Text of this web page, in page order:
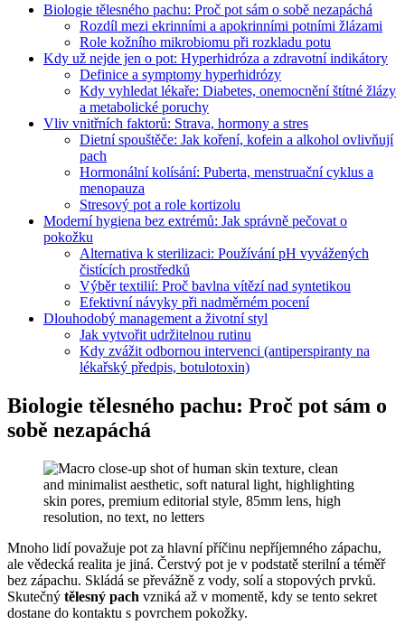
Biologie tělesného pachu: Proč pot sám o sobě nezapáchá
Rozdíl mezi ekrinními a apokrinními potními žlázami
Role kožního mikrobiomu při rozkladu potu
Kdy už nejde jen o pot: Hyperhidróza a zdravotní indikátory
Definice a symptomy hyperhidrózy
Kdy vyhledat lékaře: Diabetes, onemocnění štítné žlázy
a metabolické poruchy
Vliv vnitřních faktorů: Strava, hormony a stres
Dietní spouštěče: Jak koření, kofein a alkohol ovlivňují
pach
Hormonální kolísání: Puberta, menstruační cyklus a
menopauza
Stresový pot a role kortizolu
Moderní hygiena bez extrémů: Jak správně pečovat o
pokožku
Alternativa k sterilizaci: Používání pH vyvážených
čistících prostředků
Výběr textilií: Proč bavlna vítězí nad syntetikou
Efektivní návyky při nadměrném pocení
Dlouhodobý management a životní styl
Jak vytvořit udržitelnou rutinu
Kdy zvážit odbornou intervenci (antiperspiranty na
lékařský předpis, botulotoxin)
Biologie tělesného pachu: Proč pot sám o
sobě nezapáchá
Mnoho lidí považuje pot za hlavní příčinu nepříjemného zápachu,
ale vědecká realita je jiná. Čerstvý pot je v podstatě sterilní a téměř
bez zápachu. Skládá se převážně z vody, solí a stopových prvků.
Skutečný tělesný pach vzniká až v momentě, kdy se tento sekret
dostane do kontaktu s povrchem pokožky.